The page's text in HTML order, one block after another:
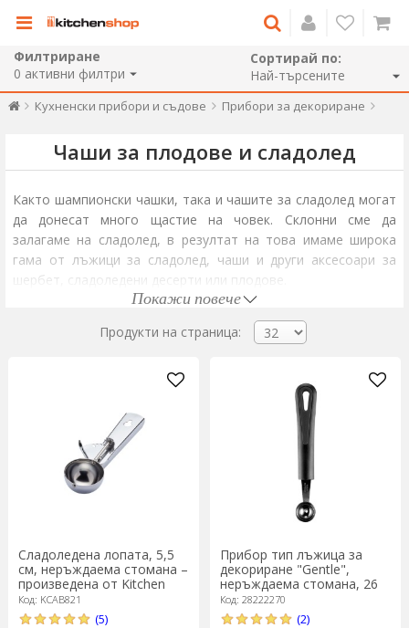
Филтриране
0 активни филтри
Сортирай по:
Кухненски прибори и съдове Прибори за декориране
Чаши за плодове и сладолед
Както шампионски чашки, така и чашите за сладолед могат
да донесат много щастие на човек. Склонни сме да
залагаме на сладолед, в резултат на това имаме широка
гама от лъжици за сладолед, чаши и други аксесоари за
шербет, сладоледени десерти или плодове.
Сладоледените лъжички са предназначени за елегантно
рязане на сладолед на порции и сервирането му. Те могат
да бъдат прости, подобни на дълбоки лъжици, или те могат
да бъдат снабдени с прост механизъм, който помага да се
откъсне топките за сладолед.
Независимо от модела, тези прибори могат да се използват
и за равномерно нарязване на тестото на порции (напр за
бисквити), за сервиране на
и пюре или за сервиране на диня по уникален и впечатляващ
Покажи повече
Продукти на страница:
Сладоледена лопата, 5,5
см, неръждаема стомана –
произведена от Kitchen
Craft
Код: KCAB821
(5)
Прибор тип лъжица за
декориране "Gentle",
неръждаема стомана, 26
мм - Westmark
Код: 28222270
(2)